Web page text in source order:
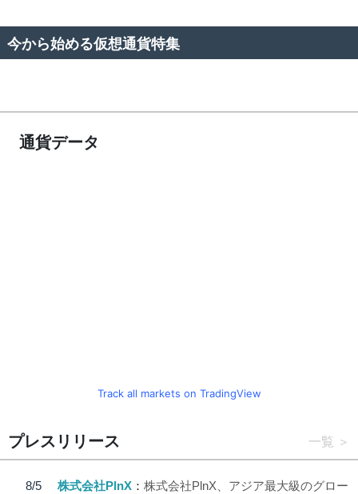
今から始める仮想通貨特集
通貨データ
Track all markets on TradingView
プレスリリース 一覧
8/5
株式会社PlnX
株式会社PlnX、アジア最大級のグロー